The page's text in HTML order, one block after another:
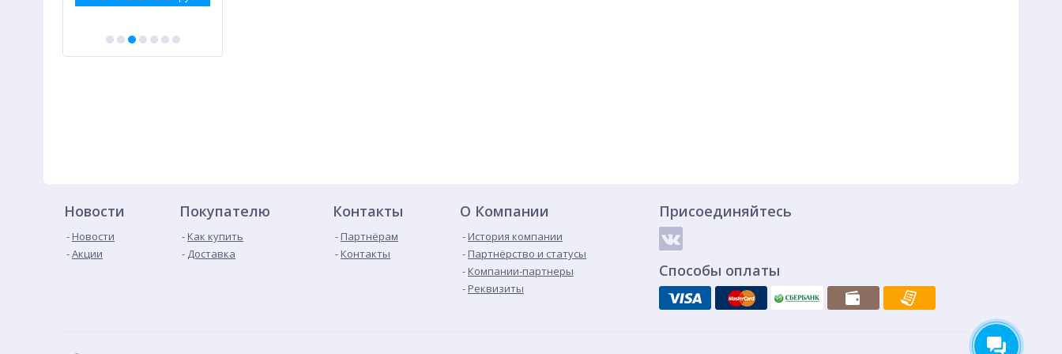
Новости
Новости
Акции
Покупателю
Как купить
Доставка
Контакты
Партнёрам
Контакты
О Компании
История компании
Партнёрство и статусы
Компании-партнеры
Реквизиты
Присоединяйтесь
Способы оплаты